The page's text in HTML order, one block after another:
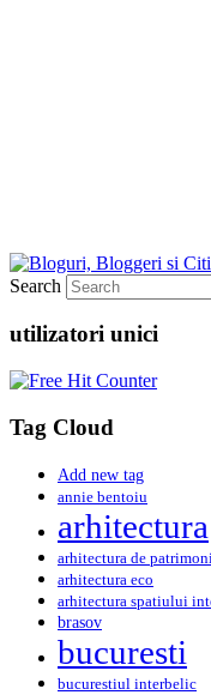
Search
utilizatori unici
Tag Cloud
Add new tag
annie bentoiu
arhitectura
arhitectura de
arhitectura eco
arhitectura spatiului
brasov
bucuresti
bucurestiul interbelic